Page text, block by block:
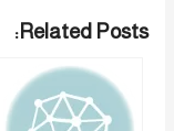
Related Posts: